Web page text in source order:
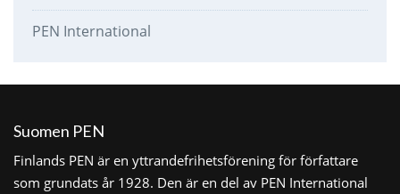
PEN International
Suomen PEN
Finlands PEN är en yttrandefrihetsförening för författare
som grundats år 1928. Den är en del av PEN International